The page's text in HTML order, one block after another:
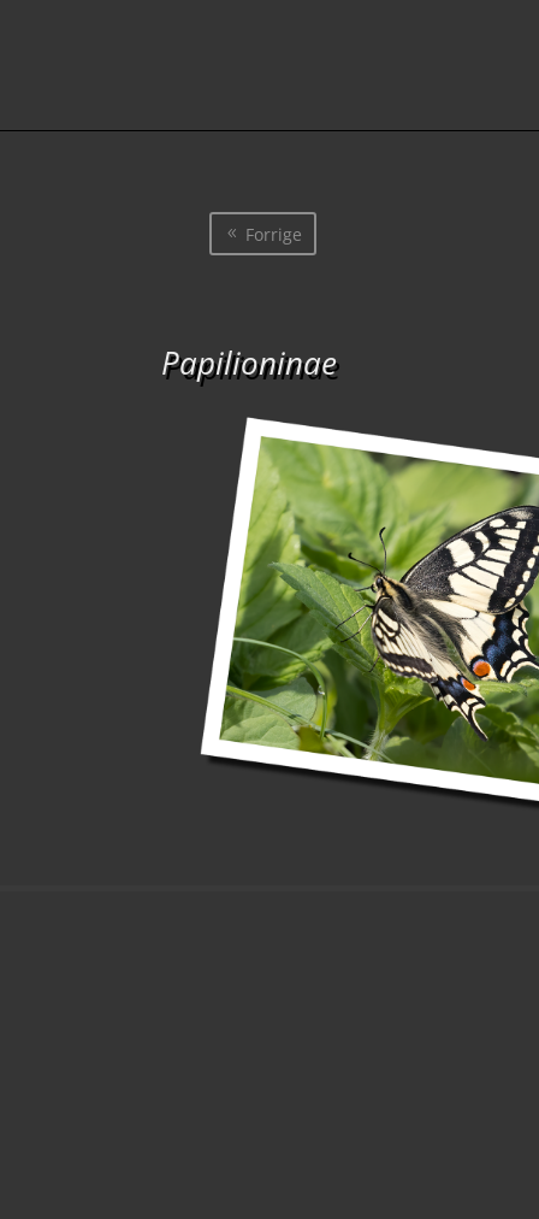
Forrige
Papilioninae